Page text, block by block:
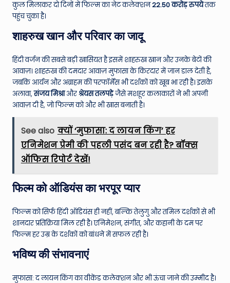
कुल मिलाकर दो दिनों में फिल्म का नेट कलेक्शन22.50 करोड़ रुपयेतक
पहुंच चुका है।
शाहरुख खान और परिवार का जादू
हिंदी वर्जन की सबसे बड़ी खासियत है इसमें शाहरुख खान और उनके बेटों की
आवाज़। शाहरुख की दमदार आवाज़ मुफासा के किरदार में जान डाल देती है,
जबकि आर्यन और अब्राहम की परफॉर्मेंस भी दर्शकों को खूब भा रही है। इसके
अलावा,संजय मिश्राऔरश्रेयस तलपड़ेजैसे मशहूर कलाकारों ने भी अपनी
आवाज़ दी है, जो फिल्म को और भी खास बनाती है।
See also क्यों ‘मुफासा: द लायन किंग’ हर
एनिमेशन प्रेमी की पहली पसंद बन रही है? बॉक्स
ऑफिस रिपोर्ट देखें!
फिल्म को ऑडियंस का भरपूर प्यार
फिल्म को सिर्फ हिंदी ऑडियंस ही नहीं, बल्कि तेलुगु और तमिल दर्शकों से भी
शानदार प्रतिक्रिया मिल रही है। एनिमेशन, संगीत, और कहानी के दम पर
फिल्म हर उम्र के दर्शकों को बांधने में सफल रही है।
भविष्य की संभावनाएं
मुफासा: द लायन किंग का वीकेंड कलेक्शन और भी ऊंचा जाने की उम्मीद है।